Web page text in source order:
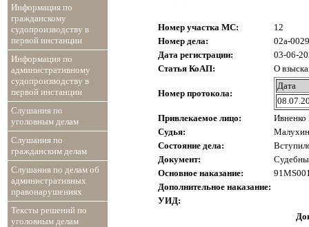
Информация по
гражданскому
судопроизводству в
первой инстанции
Информация по
административному
судопроизводству в
первой инстанции
Слушания по
уголовным делам
Слушания по
гражданским делам
Слушания по делам об
административных
правонарушениях
Тексты решений по
уголовным делам
Номер участка МС:
12
Номер дела:
02а-
Дата регистрации:
03-06-
Статья КоАП:
О
Номер протокола:
Дата
Привлекаемое лицо:
Судья:
Состояние дела:
Документ:
Основное наказание:
Дополнительное наказание:
УИД: